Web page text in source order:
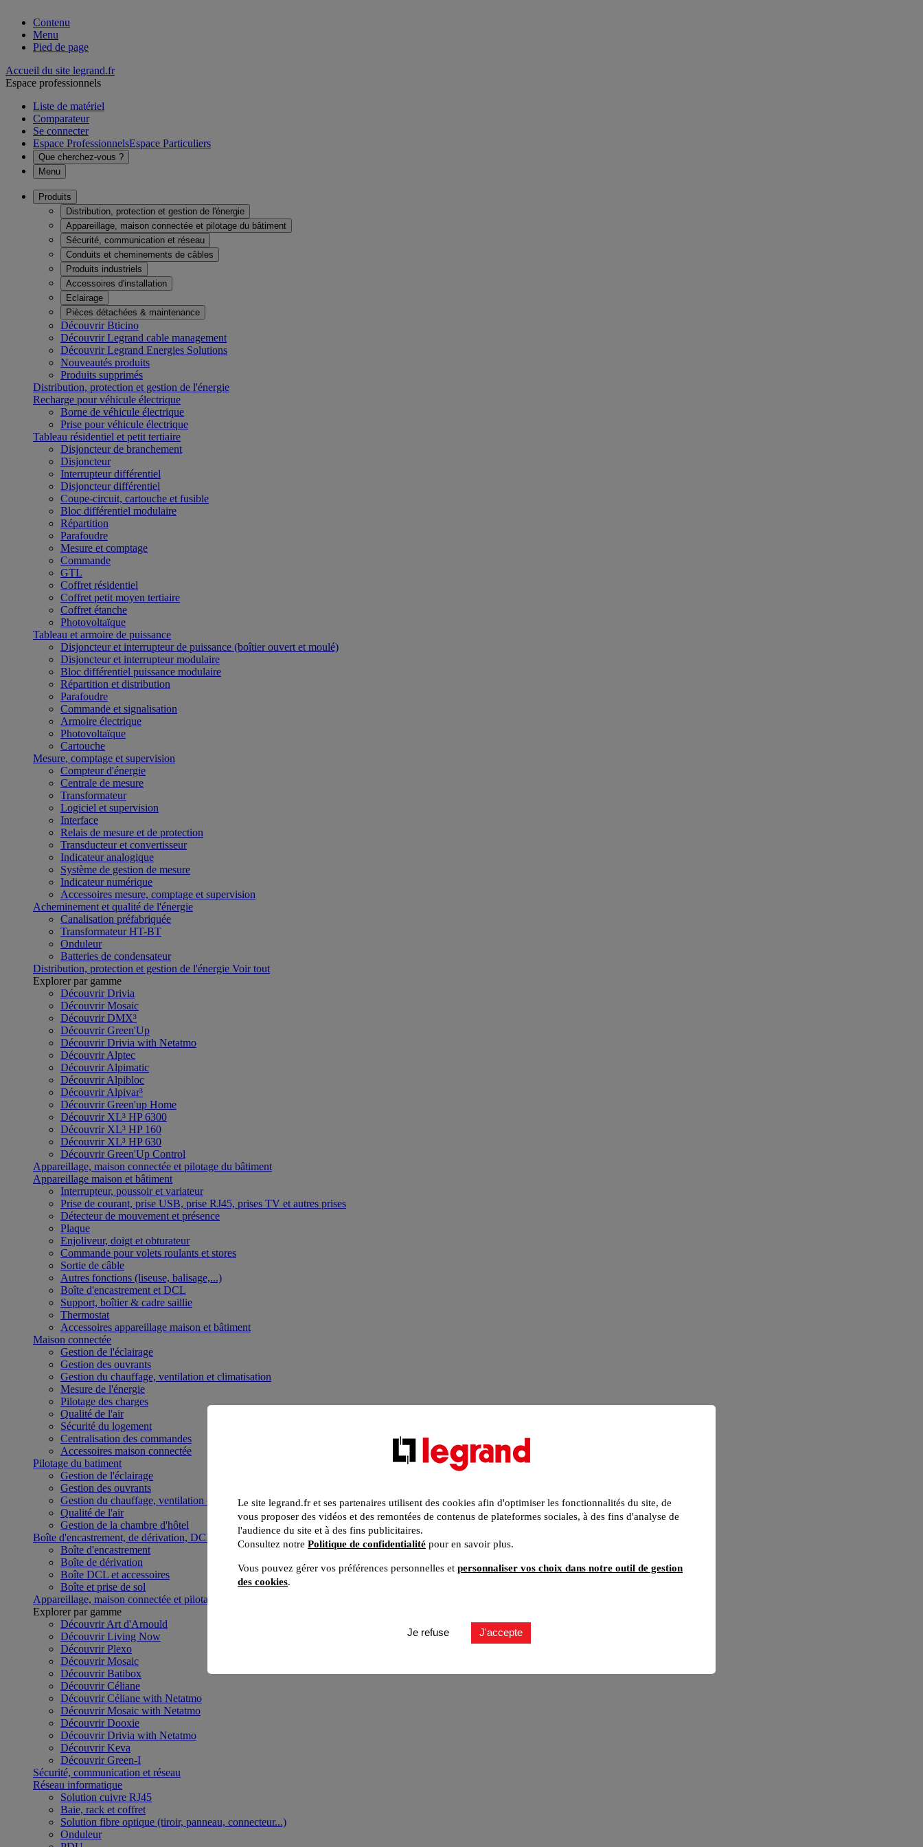
Contenu
Menu
Pied de page
Accueil du site legrand.fr
Espace professionnels
Liste de matériel
Comparateur
Se connecter
Espace ProfessionnelsEspace Particuliers
Que cherchez-vous ?
Menu
Produits
Distribution, protection et gestion de l'énergie
Appareillage, maison connectée et pilotage du bâtiment
Sécurité, communication et réseau
Conduits et cheminements de câbles
Produits industriels
Accessoires d'installation
Eclairage
Pièces détachées & maintenance
Découvrir Bticino
Découvrir Legrand cable management
Découvrir Legrand Energies Solutions
Nouveautés produits
Produits supprimés
Distribution, protection et gestion de l'énergie
Recharge pour véhicule électrique
Borne de véhicule électrique
Prise pour véhicule électrique
Tableau résidentiel et petit tertiaire
Disjoncteur de branchement
Disjoncteur
Interrupteur différentiel
Disjoncteur différentiel
Coupe-circuit, cartouche et fusible
Bloc différentiel modulaire
Répartition
Parafoudre
Mesure et comptage
Commande
GTL
Coffret résidentiel
Coffret petit moyen tertiaire
Coffret étanche
Photovoltaïque
Tableau et armoire de puissance
Disjoncteur et interrupteur de puissance (boîtier ouvert et moulé)
Disjoncteur et interrupteur modulaire
Bloc différentiel puissance modulaire
Répartition et distribution
Parafoudre
Commande et signalisation
Armoire électrique
Photovoltaïque
Cartouche
Mesure, comptage et supervision
Compteur d'énergie
Centrale de mesure
Transformateur
Logiciel et supervision
Interface
Relais de mesure et de protection
Transducteur et convertisseur
Indicateur analogique
Système de gestion de mesure
Indicateur numérique
Accessoires mesure, comptage et supervision
Acheminement et qualité de l'énergie
Canalisation préfabriquée
Transformateur HT-BT
Onduleur
Batteries de condensateur
Distribution, protection et gestion de l'énergie Voir tout
Explorer par gamme
Découvrir Drivia
Découvrir Mosaic
Découvrir DMX³
Découvrir Green'Up
Découvrir Drivia with Netatmo
Découvrir Alptec
Découvrir Alpimatic
Découvrir Alpibloc
Découvrir Alpivar³
Découvrir Green'up Home
Découvrir XL³ HP 6300
Découvrir XL³ HP 160
Découvrir XL³ HP 630
Découvrir Green'Up Control
Appareillage, maison connectée et pilotage du bâtiment
Appareillage maison et bâtiment
Interrupteur, poussoir et variateur
Prise de courant, prise USB, prise RJ45, prises TV et autres prises
Détecteur de mouvement et présence
Plaque
Enjoliveur, doigt et obturateur
Commande pour volets roulants et stores
Sortie de câble
Autres fonctions (liseuse, balisage,...)
Boîte d'encastrement et DCL
Support, boîtier & cadre saillie
Thermostat
Accessoires appareillage maison et bâtiment
Maison connectée
Gestion de l'éclairage
Gestion des ouvrants
Gestion du chauffage, ventilation et climatisation
Mesure de l'énergie
Pilotage des charges
Qualité de l'air
Sécurité du logement
Centralisation des commandes
Accessoires maison connectée
Pilotage du batiment
Gestion de l'éclairage
Gestion des ouvrants
Gestion du chauffage, ventilation et climatisation
Qualité de l'air
Gestion de la chambre d'hôtel
Boîte d'encastrement, de dérivation, DCL et boîte de sol
Boîte d'encastrement
Boîte de dérivation
Boîte DCL et accessoires
Boîte et prise de sol
Appareillage, maison connectée et pilotage du bâtiment
Explorer par gamme
Découvrir Art d'Arnould
Découvrir Living Now
Découvrir Plexo
Découvrir Mosaic
Découvrir Batibox
Découvrir Céliane
Découvrir Céliane with Netatmo
Découvrir Mosaic with Netatmo
Découvrir Dooxie
Découvrir Drivia with Netatmo
Découvrir Keva
Découvrir Green-I
Sécurité, communication et réseau
Réseau informatique
Solution cuivre RJ45
Baie, rack et coffret
Solution fibre optique (tiroir, panneau, connecteur...)
Onduleur
Le site legrand.fr et ses partenaires utilisent des cookies afin d'optimiser les fonctionnalités du site, de
vous proposer des vidéos et des remontées de contenus de plateformes sociales, à des fins d'analyse de
l'audience du site et à des fins publicitaires.
Consultez notre Politique de confidentialité pour en savoir plus.
Vous pouvez gérer vos préférences personnelles et personnaliser vos choix dans notre outil de gestion
des cookies.
Je refuse J'accepte